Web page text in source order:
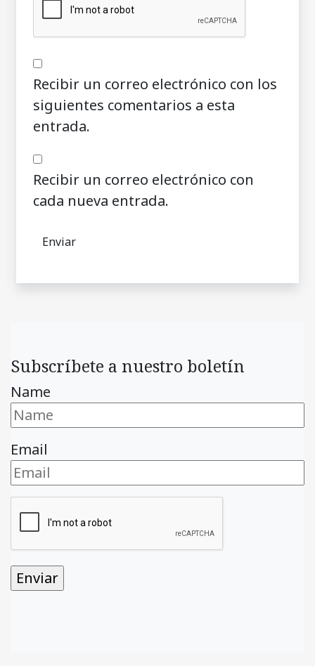
Recibir un correo electrónico con los
siguientes comentarios a esta
entrada.
Recibir un correo electrónico con
cada nueva entrada.
Subscríbete a nuestro boletín
Name
Email